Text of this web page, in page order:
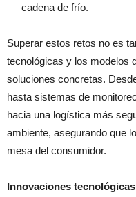
cadena de frío.
Superar estos retos no es
tecnológicas y los modelos
soluciones concretas.
hasta sistemas de
hacia una logística más
ambiente, asegurando que
mesa del consumidor.
Innovaciones